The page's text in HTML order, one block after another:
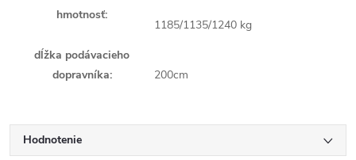
hmotnosť:
1185/1135/1240 kg
dĺžka podávacieho
dopravníka:
200cm
Hodnotenie